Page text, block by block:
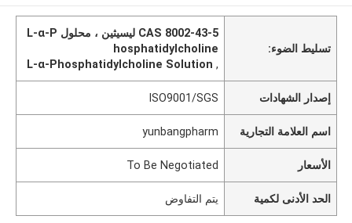
تسليط الضوء:
CAS 8002-43-5 ليسيثين ، محلول L-α-P
hosphatidylcholine
,
L-α-Phosphatidylcholine Solution
إصدار الشهادات ISO9001/SGS
اسم العلامة التجارية yunbangpharm
الأسعار To Be Negotiated
الحد الأدنى لكمية يتم التفاوض